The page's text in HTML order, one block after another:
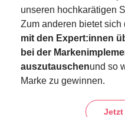
unseren hochkarätigen
Zum anderen bietet
mit den Expert:innen
bei der
auszutauschenund so
Marke zu gewinnen.
Jetzt